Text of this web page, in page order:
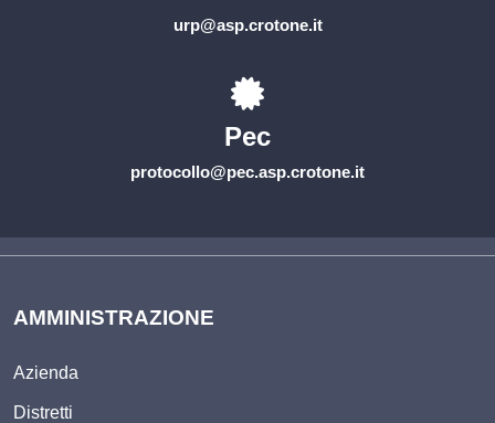
urp@asp.crotone.it
Pec
protocollo@pec.asp.crotone.it
AMMINISTRAZIONE
Azienda
Distretti